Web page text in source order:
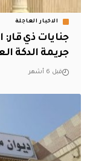
الاخبار العاجلة
جريمة الدكة
قبل 6 أشهر